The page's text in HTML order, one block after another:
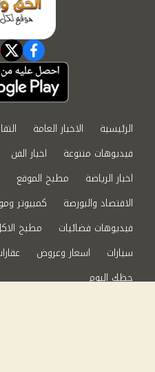
الرئيسية الاخبار العامة
فيديوهات متنوعة
اخبار الفن
اخبار الرياضة
مطبخ الموقع
الاقتصاد والبورصة
كمبيوتر
فيديوهات فضائيات
مطبخ
سيارات
اسعار وعروض
حظك اليوم